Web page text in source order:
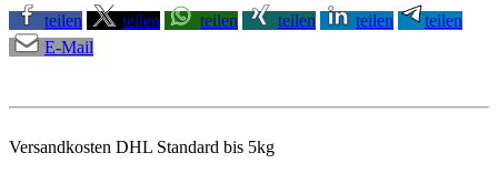
teilen
teilen teilen teilen teilen
teilen
E-Mail
Versandkosten DHL Standard bis 5kg